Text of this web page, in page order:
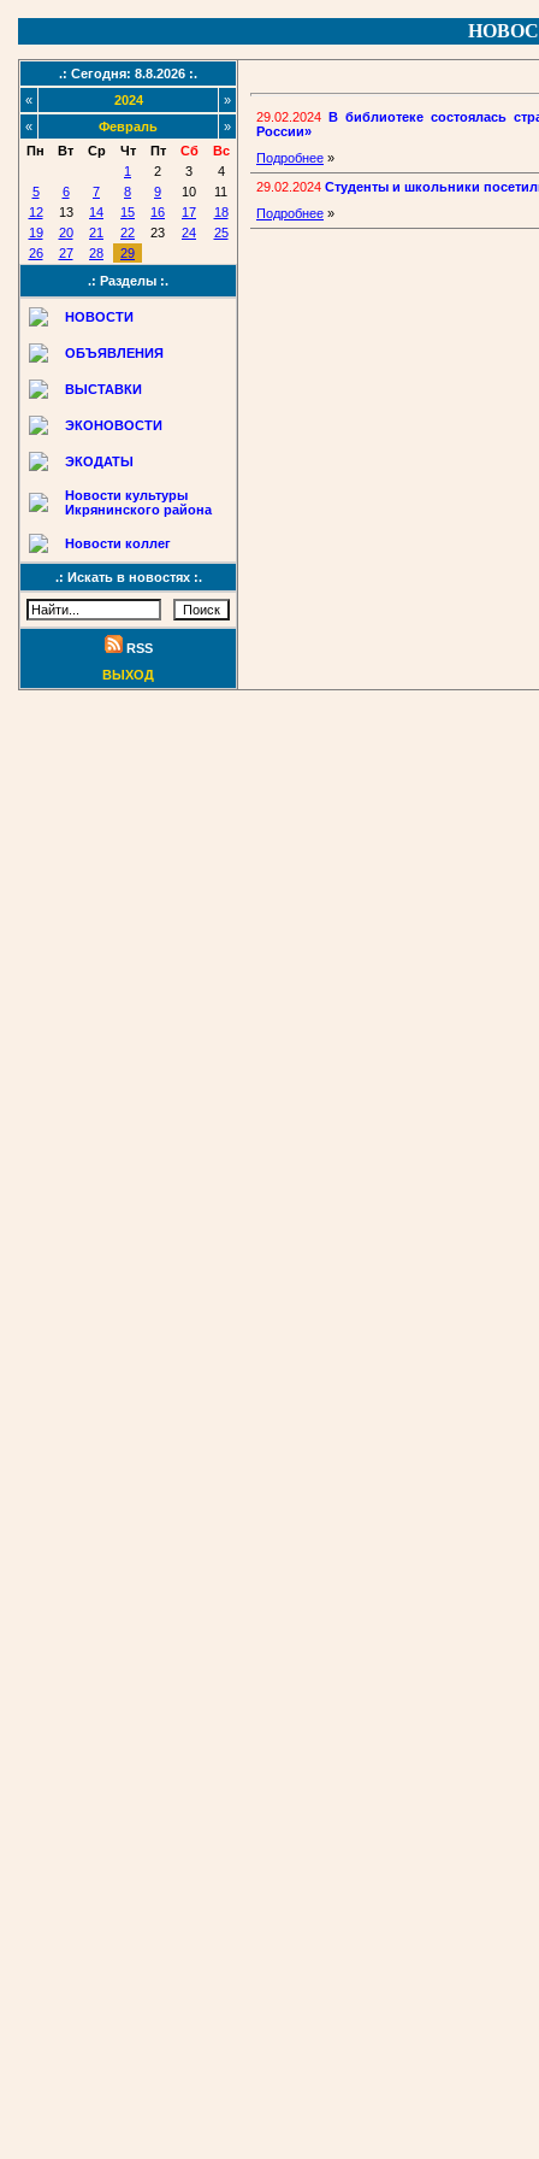
.: Сегодня: 8.8.2026 :.
«
2024
»
«
Февраль
»
Пн
Вт Ср Чт Пт Сб
Вс
1
2 3
4
5
6 7 8 9 10
11
12
13 14 15 16 17
18
19
20 21 22 23 24
25
26
27 28
29
.: Разделы :.
НОВОСТИ
ОБЪЯВЛЕНИЯ
ВЫСТАВКИ
ЭКОНОВОСТИ
ЭКОДАТЫ
Новости культуры
Икрянинского района
Новости коллег
.: Искать в новостях :.
RSS
ВЫХОД
29.02.2024 В библиотеке состоялась
России»
Подробнее »
29.02.2024 Студенты и школьники
Подробнее »